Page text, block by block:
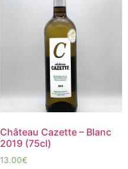
Château Cazette – Blanc
2019 (75cl)
13.00€